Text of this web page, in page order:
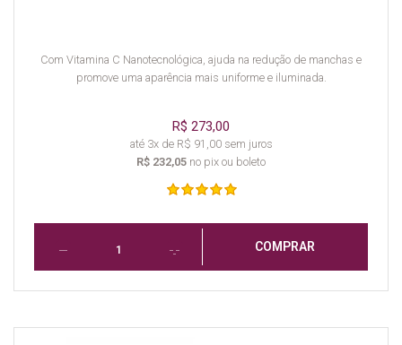
Com Vitamina C Nanotecnológica, ajuda na redução de manchas e
promove uma aparência mais uniforme e iluminada.
R$ 273,00
até 3x de R$ 91,00 sem juros
R$ 232,05 no pix ou boleto
COMPRAR